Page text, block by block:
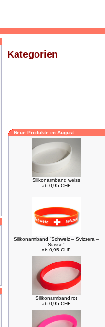
Kategorien
Neue Produkte im August
Silikonarmband weiss
ab 0,95 CHF
Silikonarmband "Schweiz – Svizzera –
Suisse"
ab 0,95 CHF
Silikonarmband rot
ab 0,95 CHF